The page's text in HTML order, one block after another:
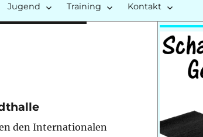
Jugend Training Kontakt
den Internationalen